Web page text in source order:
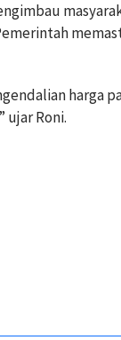
harga
Roni.